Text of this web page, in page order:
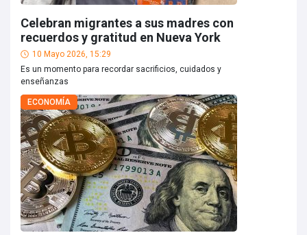
Celebran migrantes a sus madres con
recuerdos y gratitud en Nueva York
10 Mayo 2026, 15:29
Es un momento para recordar sacrificios, cuidados y
enseñanzas
ECONOMÍA